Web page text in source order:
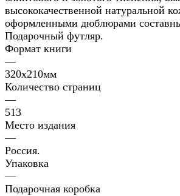
высококачественной натуральной
оформленными дюблюрами
Подарочный футляр.
Формат книги
—
320х210мм
Количество страниц
—
513
Место издания
—
Россия.
Упаковка
—
Подарочная коробка